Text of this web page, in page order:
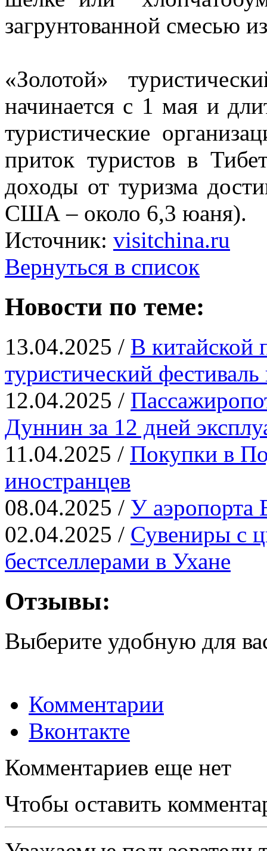
загрунтованной смесью
«Золотой»
начинается с 1 мая и
туристические
приток туристов в
доходы от туризма
США – около 6,3 юаня).
Источник: visitchina.ru
Вернуться в список
Новости по теме:
13.04.2025 / В китайской
туристический
12.04.2025 /
Дуннин за 12 дней
11.04.2025 / Покупки в
иностранцев
08.04.2025 / У аэропорта
02.04.2025 / Сувениры с
бестселлерами в Ухане
Отзывы:
Выберите удобную для
Комментарии
Вконтакте
Комментариев еще нет
Чтобы оставить